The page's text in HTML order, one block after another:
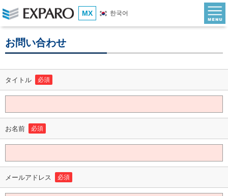
MX 한국어
お問い合わせ
タイトル 必須
お名前 必須
メールアドレス 必須